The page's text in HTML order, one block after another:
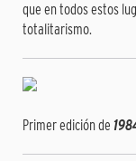
que en todos estos
totalitarismo.
Primer edición de